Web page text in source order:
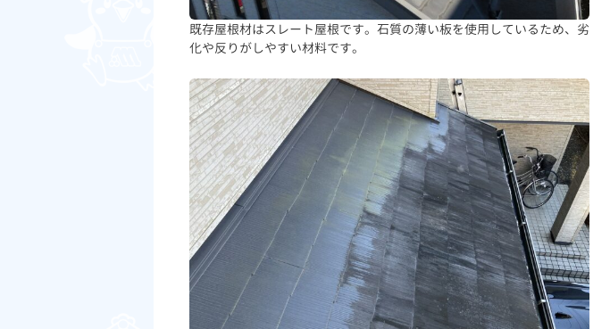
既存屋根材はスレート屋根です。石質の薄い板を使用しているため、劣
化や反りがしやすい材料です。